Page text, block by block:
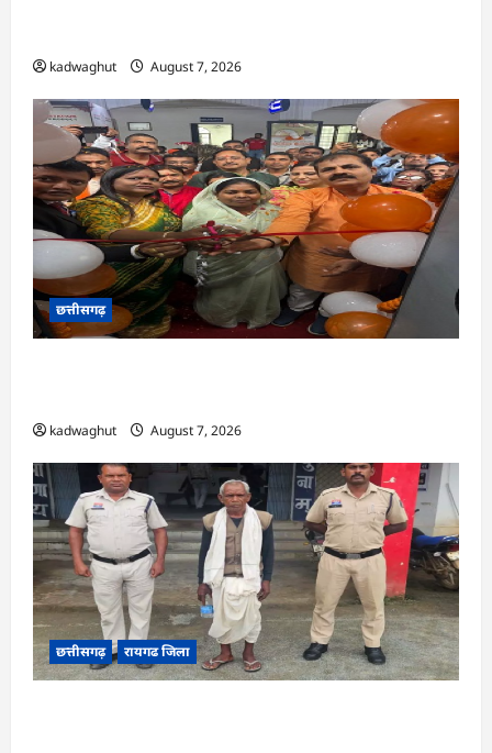
kadwaghut August 7, 2026
छत्तीसगढ़
kadwaghut August 7, 2026
छत्तीसगढ़ रायगढ जिला